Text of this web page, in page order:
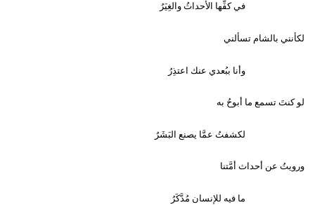
في كفِّها الأحداثُ والغِيَرُ
لكأنني بالشام تسألني
وأنا ببُعدي عنك اعتذِرُ
لو كنتَ تسمع ما أبوحُ به
لكشفتُ عمَّا يصنع البَشَرُ
ورويتُ عن أحداث أمَّتنا
ما فيه للإنسان مُدَّكَرُ